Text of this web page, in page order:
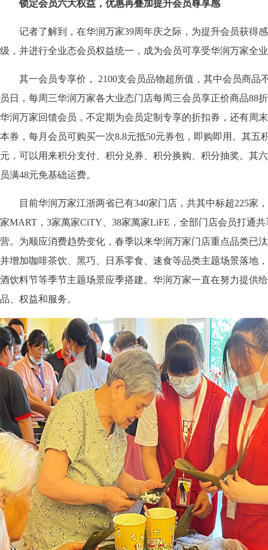
锁定会员六大权益，优惠再叠加提升会员尊享感
记者了解到，在华润万家39周年庆之际，为提升会员获得
级，并进行全业态会员权益统一，成为会员可享受华润万家全
其一会员专享价， 2100支会员品物超所值，其中会员商品
员日，每周三华润万家各大业态门店每周三会员享正价商品88
华润万家回馈会员，不定期为会员定制专享的折扣券，还有周
本券，每月会员可购买一次8.8元抵50元券包，即购即用。其五
元，可以用来积分支付、积分兑券、积分换购、积分抽奖。其
员满48元免基础运费。
目前华润万家江浙两省已有340家门店，共其中标超225家，
家MART，3家萬家CiTY、38家萬家LiFE，全部门店会员打通
营。为顺应消费趋势变化，春季以来华润万家门店重点品类已
并增加咖啡茶饮、黑巧、日系零食、速食等品类主题场景落地
酒饮料节等季节主题场景应季搭建。华润万家一直在努力提供
品、权益和服务。